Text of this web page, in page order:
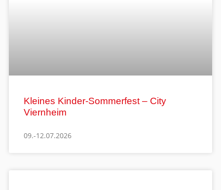
Kleines Kinder-Sommerfest – City
Viernheim
09.-12.07.2026